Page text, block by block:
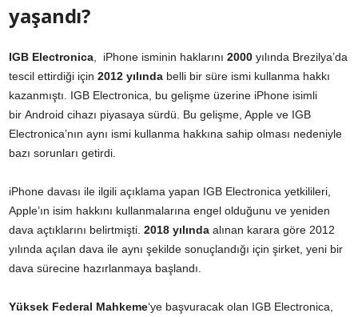
yaşandı?
IGB Electronica , iPhone isminin haklarını 2000 yılında Brezilya’da
tescil ettirdiği için 2012 yılında belli bir süre ismi kullanma hakkı
kazanmıştı. IGB Electronica, bu gelişme üzerine iPhone isimli
bir Android cihazı piyasaya sürdü. Bu gelişme, Apple ve IGB
Electronica’nın aynı ismi kullanma hakkına sahip olması nedeniyle
bazı sorunları getirdi.
iPhone davası ile ilgili açıklama yapan IGB Electronica yetkilileri,
Apple’ın isim hakkını kullanmalarına engel olduğunu ve yeniden
dava açtıklarını belirtmişti. 2018 yılında alınan karara göre 2012
yılında açılan dava ile aynı şekilde sonuçlandığı için şirket, yeni bir
dava sürecine hazırlanmaya başlandı.
Yüksek Federal Mahkeme‘ye başvuracak olan IGB Electronica,